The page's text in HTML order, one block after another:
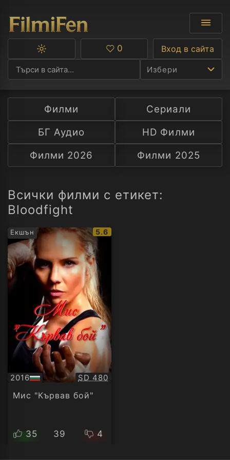
Избери
Ф
С
А
Превключване
тъмна
тема
Любими
0 Вход в сайта
Филми
Сериали
БГ Аудио
HD Филми
Филми 2026
Филми 2025
Всички филми с етикет:
Bloodfight
Екшън
IMDb
5.6
2016
БГ
аудио
Качество:
SD 480
Мис "Кървав бой"
35 39 4